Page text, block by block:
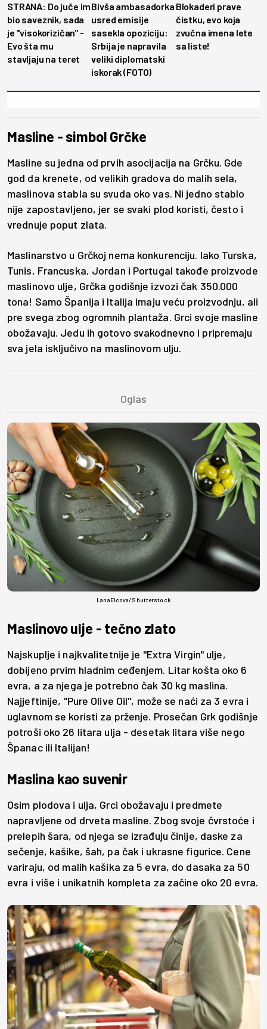
STRANA: Do juče im
bio saveznik, sada
je ''visokorizičan'' -
Evo šta mu
stavljaju na teret
Bivša ambasadorka
usred emisije
sasekla opoziciju:
Srbija je napravila
veliki diplomatski
iskorak (FOTO)
Blokaderi prave
čistku, evo koja
zvučna imena lete
sa liste!
Masline - simbol Grčke
Masline su jedna od prvih asocijacija na Grčku. Gde
god da krenete, od velikih gradova do malih sela,
maslinova stabla su svuda oko vas. Ni jedno stablo
nije zapostavljeno, jer se svaki plod koristi, često i
vrednuje poput zlata.
Maslinarstvo u Grčkoj nema konkurenciju. Iako Turska,
Tunis, Francuska, Jordan i Portugal takođe proizvode
maslinovo ulje, Grčka godišnje izvozi čak 350.000
tona! Samo Španija i Italija imaju veću proizvodnju, ali
pre svega zbog ogromnih plantaža. Grci svoje masline
obožavaju. Jedu ih gotovo svakodnevno i pripremaju
sva jela isključivo na maslinovom ulju.
LanaElcova/ Shutterstock
Maslinovo ulje - tečno zlato
Najskuplje i najkvalitetnije je "Extra Virgin" ulje,
dobijeno prvim hladnim ceđenjem. Litar košta oko 6
evra, a za njega je potrebno čak 30 kg maslina.
Najjeftinije, "Pure Olive Oil", može se naći za 3 evra i
uglavnom se koristi za prženje. Prosečan Grk godišnje
potroši oko 26 litara ulja - desetak litara više nego
Španac ili Italijan!
Maslina kao suvenir
Osim plodova i ulja, Grci obožavaju i predmete
napravljene od drveta masline. Zbog svoje čvrstoće i
prelepih šara, od njega se izrađuju činije, daske za
sečenje, kašike, šah, pa čak i ukrasne figurice. Cene
variraju, od malih kašika za 5 evra, do dasaka za 50
evra i više i unikatnih kompleta za začine oko 20 evra.